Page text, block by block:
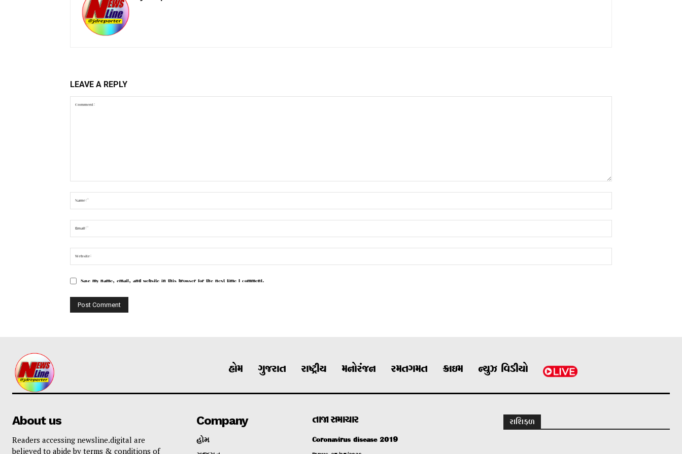
LEAVE A REPLY
Save my name, email, and website in this browser for the next time I comment.
હોમ ગુજરાત રાષ્ટ્રીય મનોરંજન રમતગમત ક્રાઇમ ન્યુઝ વિડીયો
About us
Readers accessing newsline.digital are
believed to abide by terms & conditions of
Company
હોમ
તાજા સમાચાર
Coronavirus disease 2019
રાશિફળ